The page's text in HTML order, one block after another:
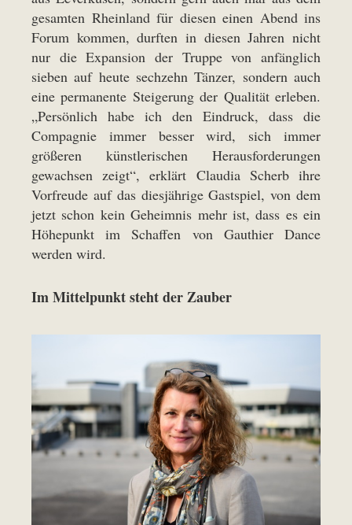
gesamten Rheinland für diesen einen Abend ins
Forum kommen, durften in diesen Jahren nicht
nur die Expansion der Truppe von anfänglich
sieben auf heute sechzehn Tänzer, sondern auch
eine permanente Steigerung der Qualität erleben.
„Persönlich habe ich den Eindruck, dass die
Compagnie immer besser wird, sich immer
größeren künstlerischen Herausforderungen
gewachsen zeigt“, erklärt Claudia Scherb ihre
Vorfreude auf das diesjährige Gastspiel, von dem
jetzt schon kein Geheimnis mehr ist, dass es ein
Höhepunkt im Schaffen von Gauthier Dance
werden wird.
Im Mittelpunkt steht der Zauber